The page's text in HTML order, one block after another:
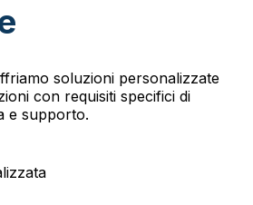
soluzioni personalizzate
con requisiti specifici di
e supporto.